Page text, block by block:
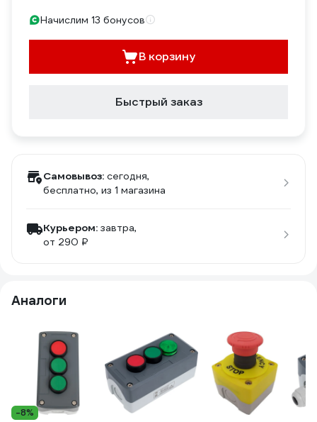
Начислим 13 бонусов
В корзину
Быстрый заказ
Самовывоз: сегодня,
бесплатно, из 1 магазина
Курьером: завтра,
от 290 ₽
Аналоги
-8%